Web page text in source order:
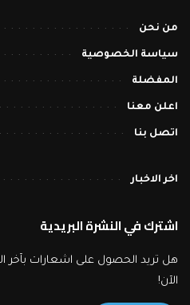
من نحن
سياسة الخصوصية
المفضلة
اعلن معنا
اتصل بنا
اخر الاخبار
اشترك في النشرة البريدية
هل تريد الحصول على اشعارات بآخر
الآن!